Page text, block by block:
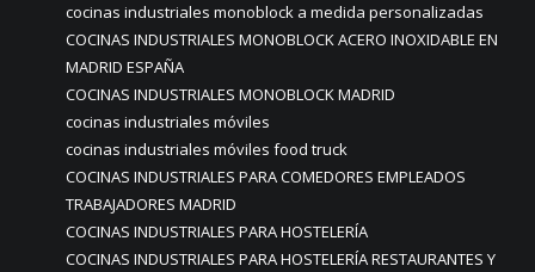
cocinas industriales monoblock a medida personalizadas
COCINAS INDUSTRIALES MONOBLOCK ACERO INOXIDABLE EN
MADRID ESPAÑA
COCINAS INDUSTRIALES MONOBLOCK MADRID
cocinas industriales móviles
cocinas industriales móviles food truck
COCINAS INDUSTRIALES PARA COMEDORES EMPLEADOS
TRABAJADORES MADRID
COCINAS INDUSTRIALES PARA HOSTELERÍA
COCINAS INDUSTRIALES PARA HOSTELERÍA RESTAURANTES Y